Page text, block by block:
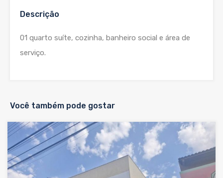
Descrição
01 quarto suíte, cozinha, banheiro social e área de
serviço.
Você também pode gostar